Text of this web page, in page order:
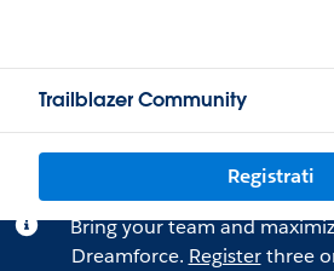
Trailblazer Community
Registrati
Bring your team and
Dreamforce. Registerthree